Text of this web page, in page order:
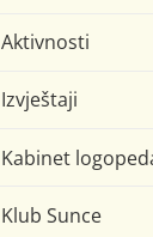
Aktivnosti
Izvještaji
Kabinet
Klub Sunce